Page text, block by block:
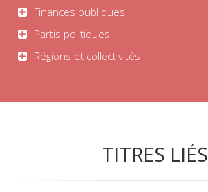
Finances publiques
Partis politiques
Régions et collectivités
TITRES LIÉS